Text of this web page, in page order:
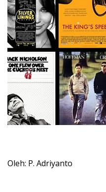
Oleh: P. Adriyanto